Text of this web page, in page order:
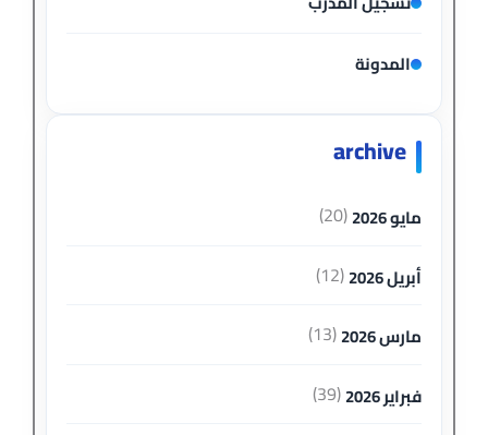
المدونة
archive
مايو 2026 (20)
أبريل 2026 (12)
مارس 2026 (13)
فبراير 2026 (39)